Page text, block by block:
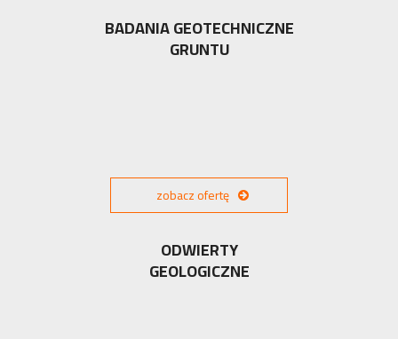
BADANIA GEOTECHNICZNE
GRUNTU
zobacz ofertę
ODWIERTY
GEOLOGICZNE